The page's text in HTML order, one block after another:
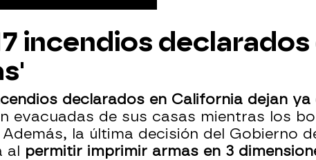
incendios
declarados en California dejan
evacuadas de sus casas mientras los
Además, la última decisión del Gobierno
al permitir imprimir armas en 3